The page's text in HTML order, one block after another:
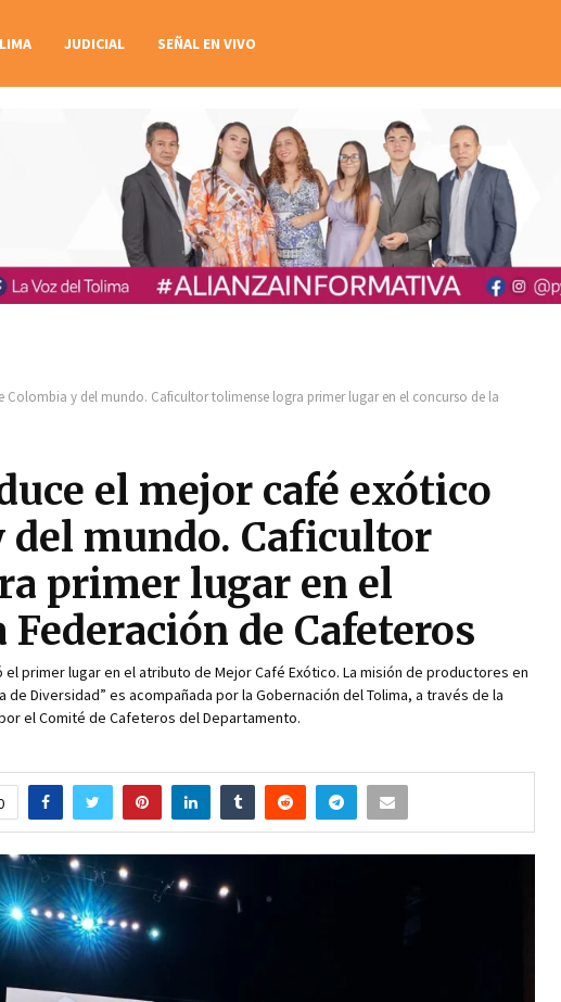
JUDICIAL SEÑAL EN VIVO
Colombia y del mundo. Caficultor tolimense logra primer lugar en el concurso de la
el mejor café exótico
del mundo. Caficultor
primer lugar en el
de Cafeteros
primer lugar en el atributo de Mejor Café Exótico. La misión de productores en
de Diversidad” es acompañada por la Gobernación del Tolima, a través de la
el Comité de Cafeteros del Departamento.